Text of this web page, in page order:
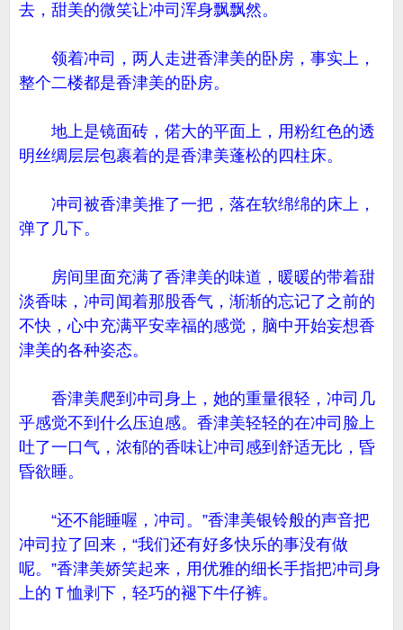
去，甜美的微笑让冲司浑身飘飘然。
领着冲司，两人走进香津美的卧房，事实上，
整个二楼都是香津美的卧房。
地上是镜面砖，偌大的平面上，用粉红色的透
明丝绸层层包裹着的是香津美蓬松的四柱床。
冲司被香津美推了一把，落在软绵绵的床上，
弹了几下。
房间里面充满了香津美的味道，暖暖的带着甜
淡香味，冲司闻着那股香气，渐渐的忘记了之前的
不快，心中充满平安幸福的感觉，脑中开始妄想香
津美的各种姿态。
香津美爬到冲司身上，她的重量很轻，冲司几
乎感觉不到什么压迫感。香津美轻轻的在冲司脸上
吐了一口气，浓郁的香味让冲司感到舒适无比，昏
昏欲睡。
“还不能睡喔，冲司。”香津美银铃般的声音把
冲司拉了回来，“我们还有好多快乐的事没有做
呢。”香津美娇笑起来，用优雅的细长手指把冲司身
上的Ｔ恤剥下，轻巧的褪下牛仔裤。